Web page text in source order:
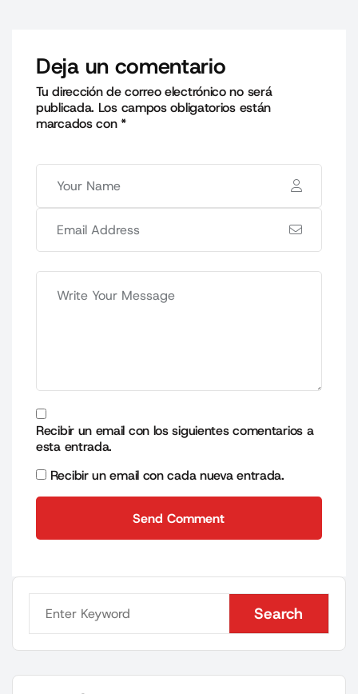
Deja un comentario
Tu dirección de correo electrónico no será
publicada. Los campos obligatorios están
marcados con*
Recibir un email con los siguientes comentarios a
esta entrada.
Recibir un email con cada nueva entrada.
Send Comment
Search
Search